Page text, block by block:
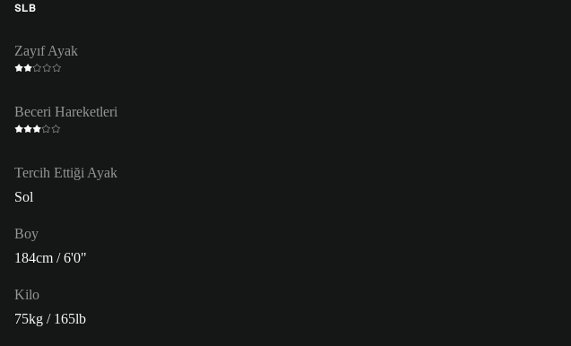
SLB
Zayıf Ayak
Beceri Hareketleri
Tercih Ettiği Ayak
Sol
Boy
184cm / 6'0"
Kilo
75kg / 165lb